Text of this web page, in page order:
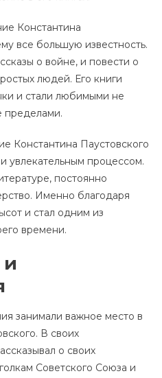
Константина
все большую известность.
о войне, и повести о
людей. Его книги
и стали любимыми не
пределами.
Константина Паустовского
увлекательным процессом.
постоянно
Именно благодаря
и стал одним из
времени.
занимали важное место в
В своих
о своих
Советского Союза и